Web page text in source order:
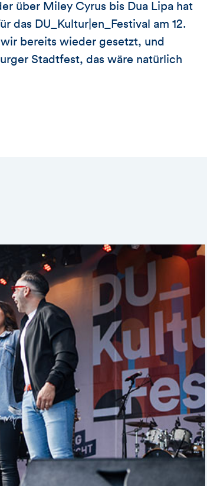
über Miley Cyrus bis Dua Lipa hat
das DU_Kultur|en_Festival am 12.
bereits wieder gesetzt, und
Stadtfest, das wäre natürlich